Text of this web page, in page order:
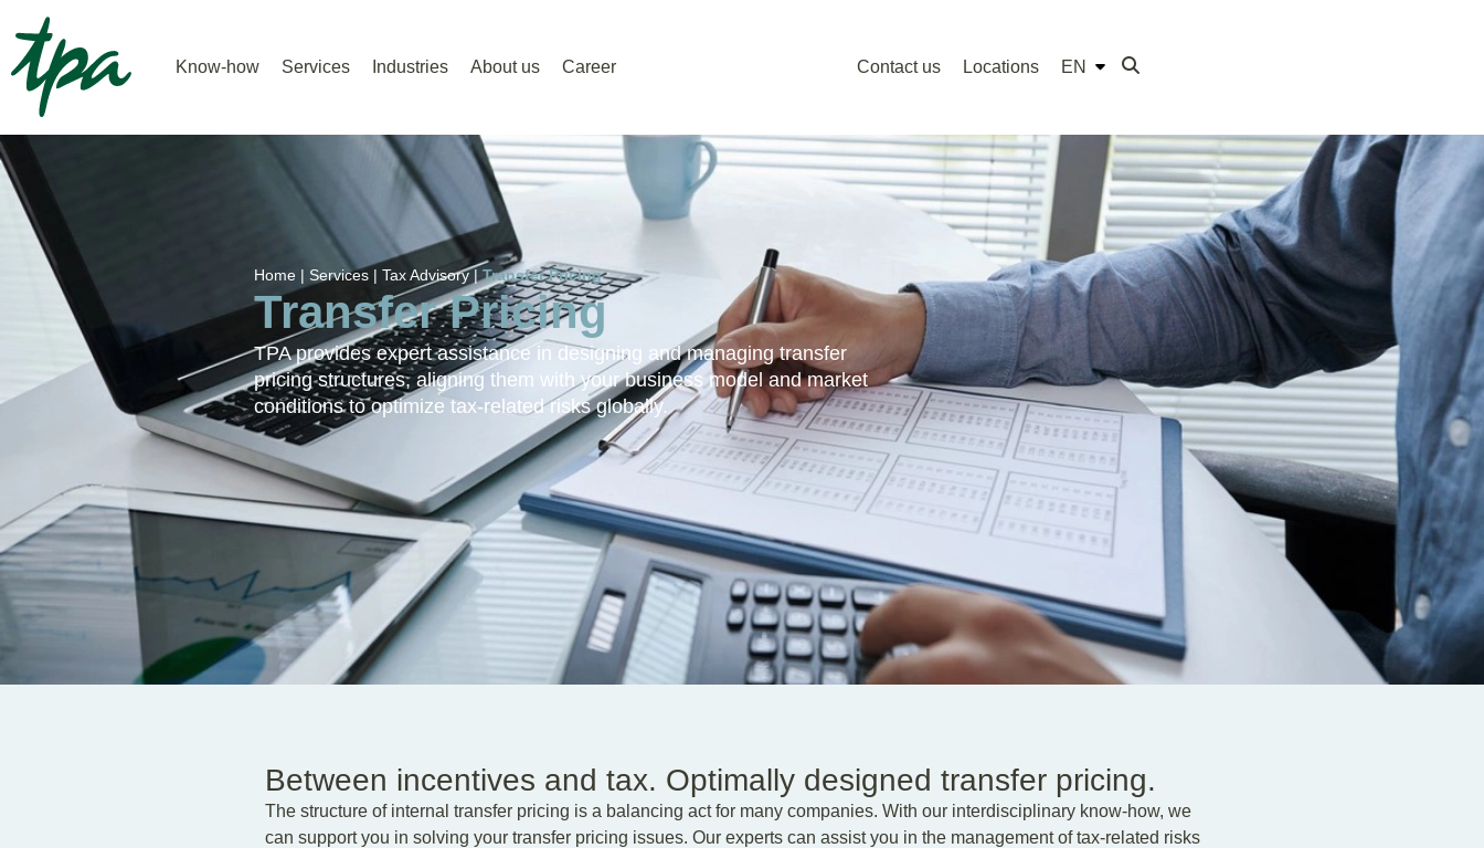
Know-how Services Industries About us Career Contact us Locations EN
Home | Services | Tax Advisory | Transfer Pricing
Transfer Pricing
TPA provides expert assistance in designing and managing transfer
pricing structures, aligning them with your business model and market
conditions to optimize tax-related risks globally.
Between incentives and tax. Optimally designed transfer pricing.
The structure of internal transfer pricing is a balancing act for many companies. With our interdisciplinary know-how, we
can support you in solving your transfer pricing issues. Our experts can assist you in the management of tax-related risks